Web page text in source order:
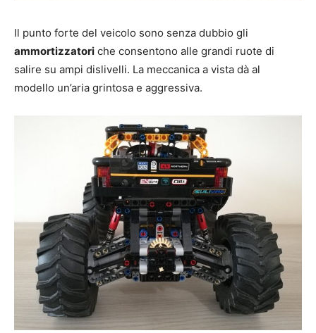
Il punto forte del veicolo sono senza dubbio gli
ammortizzatori che consentono alle grandi ruote di
salire su ampi dislivelli. La meccanica a vista dà al
modello un’aria grintosa e aggressiva.